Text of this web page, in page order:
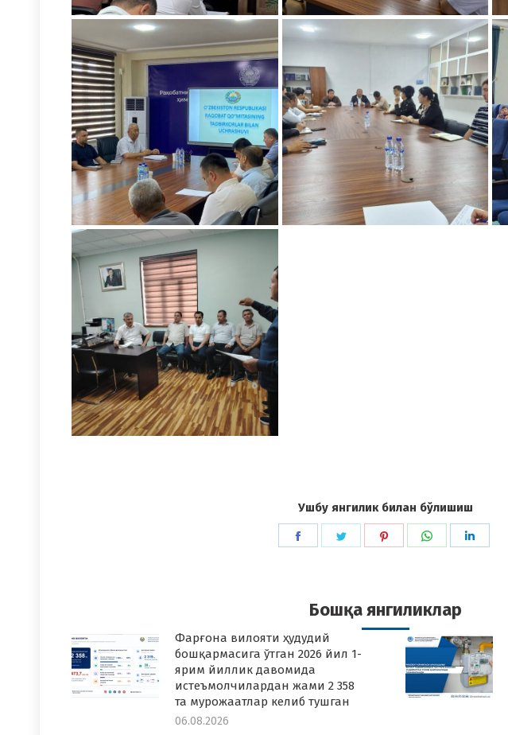
Ушбу янгилик билан бўлишиш
Share
Share
Share
Share
Бошқа янгиликлар
Фарғона вилояти ҳудудий
бошқармасига ўтган 2026 йил 1-
ярим йиллик давомида
истеъмолчилардан жами 2 358
та мурожаатлар келиб тушган
06.08.2026